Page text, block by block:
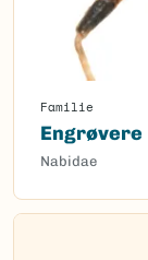
Familie
Engrøvere
Nabidae